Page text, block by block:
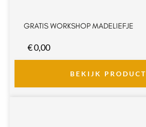
GRATIS WORKSHOP MADELIEFJE
€0,00
BEKIJK PRODUCT